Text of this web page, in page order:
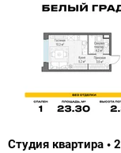
Ссылка
Студия квартира •